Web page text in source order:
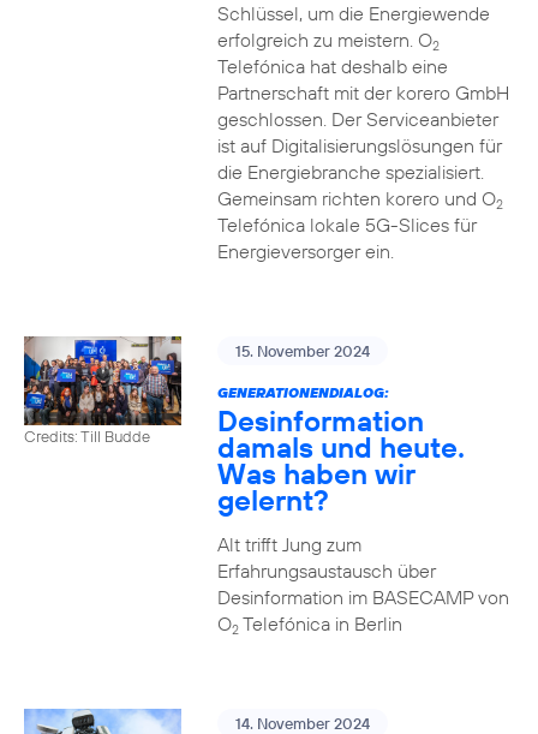
Schlüssel, um die Energiewende
erfolgreich zu meistern. O2
Telefónica hat deshalb eine
Partnerschaft mit der korero GmbH
geschlossen. Der Serviceanbieter
ist auf Digitalisierungslösungen für
die Energiebranche spezialisiert.
Gemeinsam richten korero und O2
Telefónica lokale 5G-Slices für
Energieversorger ein.
Credits: Till Budde
15. November 2024
GENERATIONENDIALOG:
Desinformation
damals und heute.
Was haben wir
gelernt?
Alt trifft Jung zum
Erfahrungsaustausch über
Desinformation im BASECAMP von
O2Telefónica in Berlin
14. November 2024